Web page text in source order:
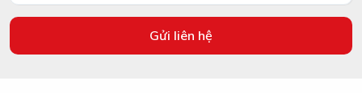
Gửi liên hệ